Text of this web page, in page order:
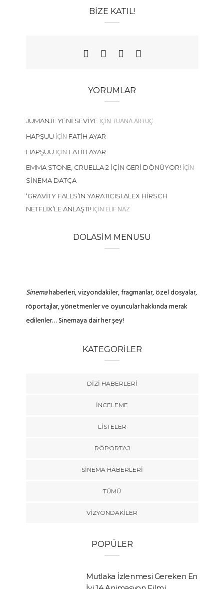
BIZE KATIL!
YORUMLAR
JUMANJI: YENI SEVIYEIÇINTUANA ARTUÇ
HAPŞUU IÇIN FATIH AYAR
HAPŞUU IÇIN FATIH AYAR
EMMA STONE, CRUELLA 2 İÇIN GERI DÖNÜYOR!IÇIN
SINEMA DATÇA
‘GRAVITY FALLS’IN YARATICISI ALEX HIRSCH
NETFLIX’LE ANLAŞTI!IÇIN ELIF NAZ
DOLASIM MENUSU
Sinemahaberleri, vizyondakiler, fragmanlar, özel dosyalar,
röportajlar, yönetmenler ve oyuncular hakkında merak
edilenler… Sinemaya dair her şey!
KATEGORILER
DIZI HABERLERI
İNCELEME
LISTELER
RÖPORTAJ
SINEMA HABERLERI
TÜMÜ
VIZYONDAKILER
POPÜLER
Mutlaka İzlenmesi Gereken En